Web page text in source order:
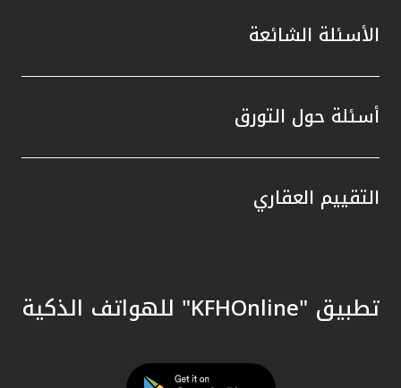
الأسئلة الشائعة
أسئلة حول التورق
التقييم العقاري
تطبيق "KFHOnline" للهواتف الذكية